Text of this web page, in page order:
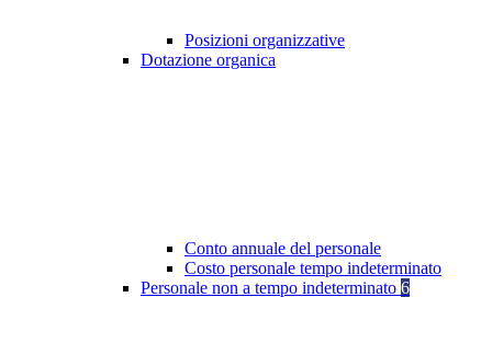
Posizioni organizzative
Dotazione organica
Conto annuale del personale
Costo personale tempo indeterminato
Personale non a tempo indeterminato 6